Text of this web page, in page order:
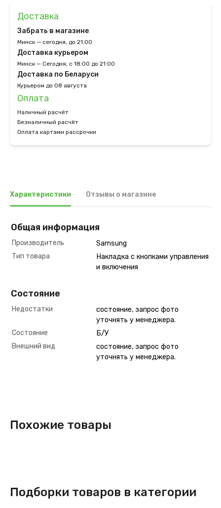
Доставка
Забрать в магазине
Минск — сегодня, до 21:00
Доставка курьером
Минск — Сегодня, с 18:00 до 21:00
Доставка по Беларуси
Курьером до 08 августа
Оплата
Наличный расчёт
Безналичный расчёт
Оплата картами рассрочки
Характеристики Отзывы о магазине
Общая информация
Производитель
Samsung
Тип товара
Накладка с кнопками управления
и включения
Состояние
Недостатки
состояние, запрос фото
уточнять у менеджера.
Состояние
Б/У
Внешний вид
состояние, запрос фото
уточнять у менеджера.
Похожие товары
Подборки товаров в категории